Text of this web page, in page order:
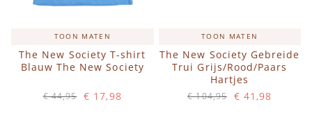
TOON MATEN
The New Society T-shirt
Blauw The New Society
€ 17,98
€ 44,95
TOON MATEN
The New Society Gebreide
Trui Grijs/Rood/Paars
Hartjes
€ 41,98
€ 104,95